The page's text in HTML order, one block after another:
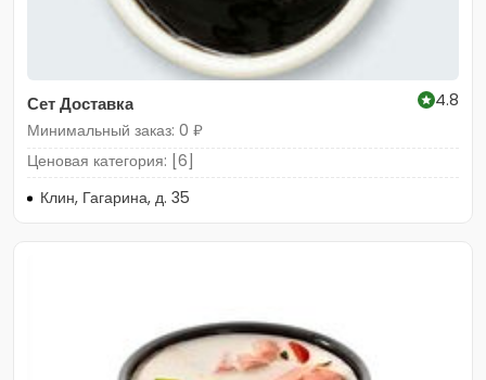
Сет Доставка
4.8
Минимальный заказ: 0 ₽
Ценовая категория: [6]
Клин, Гагарина, д. 35